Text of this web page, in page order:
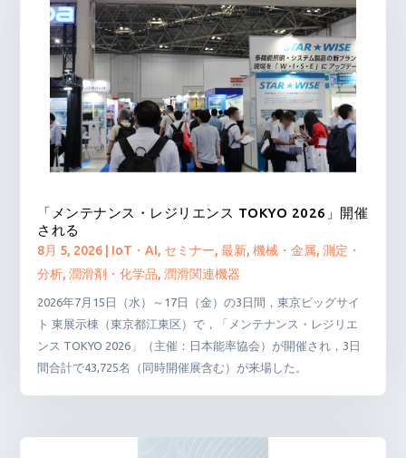
「メンテナンス・レジリエンス TOKYO 2026」開催
される
8月 5, 2026 IoT・AI, セミナー,最新,機械・金属,測定・
分析,潤滑剤・化学品,潤滑関連機器
2026年7月15日（水）～17日（金）の3日間，東京ビッグサイ
ト 東展示棟（東京都江東区）で，「メンテナンス・レジリエ
ンス TOKYO 2026」（主催：日本能率協会）が開催され，3日
間合計で43,725名（同時開催展含む）が来場した。